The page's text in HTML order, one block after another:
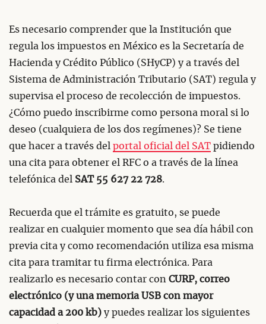
Es necesario comprender que la Institución que
regula los impuestos en México es la Secretaría de
Hacienda y Crédito Público (SHyCP) y a través del
Sistema de Administración Tributario (SAT) regula y
supervisa el proceso de recolección de impuestos.
¿Cómo puedo inscribirme como persona moral si lo
deseo (cualquiera de los dos regímenes)? Se tiene
que hacer a través del portal oficial del SAT pidiendo
una cita para obtener el RFC o a través de la línea
telefónica del SAT 55 627 22 728.
Recuerda que el trámite es gratuito, se puede
realizar en cualquier momento que sea día hábil con
previa cita y como recomendación utiliza esa misma
cita para tramitar tu firma electrónica. Para
realizarlo es necesario contar con CURP, correo
electrónico (y una memoria USB con mayor
capacidad a 200 kb) y puedes realizar los siguientes